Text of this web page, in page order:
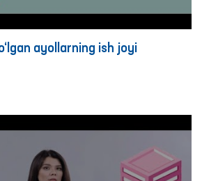
ayollarning ish joyi